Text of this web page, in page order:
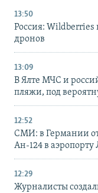
13:50
Россия: Wildberries
дронов
13:09
В Ялте МЧС и
пляжи, под
12:52
СМИ: в Германии
Ан-124 в
12:29
Журналисты